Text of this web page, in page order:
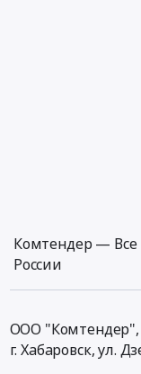
Комтендер — Все
России
ООО "Комтендер",
г. Хабаровск,ул.